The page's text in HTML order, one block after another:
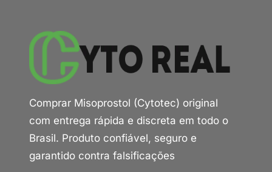
Comprar Misoprostol (Cytotec) original
com entrega rápida e discreta em todo o
Brasil. Produto confiável, seguro e
garantido contra falsificações